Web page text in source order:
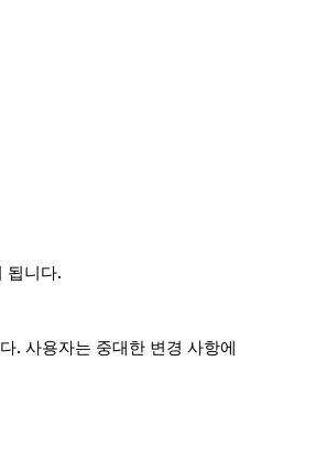
됩니다.
. 사용자는 중대한 변경 사항에